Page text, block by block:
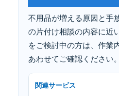
不用品が増える原因と手
の片付け相談の内容に近
をご検討中の方は、作業
あわせてご確認ください。
関連サービス